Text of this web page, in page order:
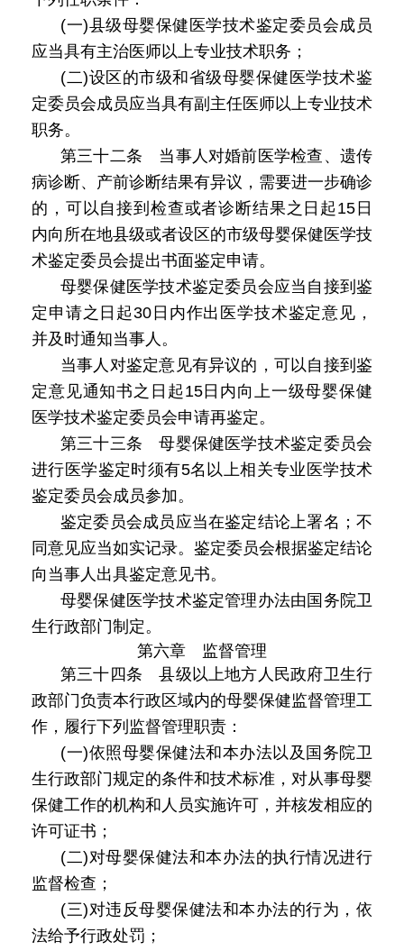
(一)县级母婴保健医学技术鉴定委员会成员
应当具有主治医师以上专业技术职务；
(二)设区的市级和省级母婴保健医学技术鉴
定委员会成员应当具有副主任医师以上专业技术
职务。
第三十二条 当事人对婚前医学检查、遗传
病诊断、产前诊断结果有异议，需要进一步确诊
的，可以自接到检查或者诊断结果之日起15日
内向所在地县级或者设区的市级母婴保健医学技
术鉴定委员会提出书面鉴定申请。
母婴保健医学技术鉴定委员会应当自接到鉴
定申请之日起30日内作出医学技术鉴定意见，
并及时通知当事人。
当事人对鉴定意见有异议的，可以自接到鉴
定意见通知书之日起15日内向上一级母婴保健
医学技术鉴定委员会申请再鉴定。
第三十三条 母婴保健医学技术鉴定委员会
进行医学鉴定时须有5名以上相关专业医学技术
鉴定委员会成员参加。
鉴定委员会成员应当在鉴定结论上署名；不
同意见应当如实记录。鉴定委员会根据鉴定结论
向当事人出具鉴定意见书。
母婴保健医学技术鉴定管理办法由国务院卫
生行政部门制定。
第六章 监督管理
第三十四条 县级以上地方人民政府卫生行
政部门负责本行政区域内的母婴保健监督管理工
作，履行下列监督管理职责：
(一)依照母婴保健法和本办法以及国务院卫
生行政部门规定的条件和技术标准，对从事母婴
保健工作的机构和人员实施许可，并核发相应的
许可证书；
(二)对母婴保健法和本办法的执行情况进行
监督检查；
(三)对违反母婴保健法和本办法的行为，依
法给予行政处罚；